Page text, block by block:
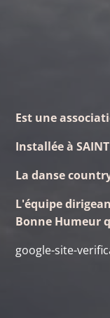
Est une
Installée à
La danse
L'équipe
Bonne Humeur
google-site-